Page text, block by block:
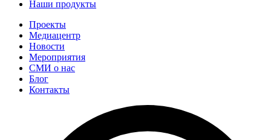
Наши продукты
Проекты
Медиацентр
Новости
Мероприятия
СМИ о нас
Блог
Контакты